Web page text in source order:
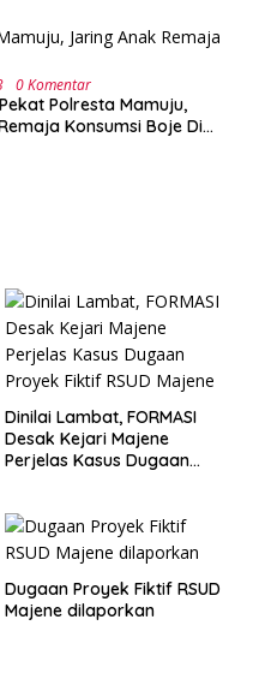
0 Komentar
Polresta Mamuju,
Konsumsi Boje Di
Dinilai Lambat, FORMASI
Desak Kejari Majene
Perjelas Kasus Dugaan
Dugaan Proyek Fiktif RSUD
Majene dilaporkan